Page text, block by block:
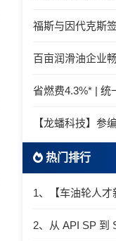
热门排行